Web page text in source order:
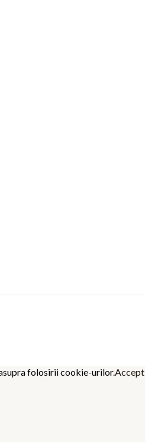
folosirii cookie-urilor.Accept